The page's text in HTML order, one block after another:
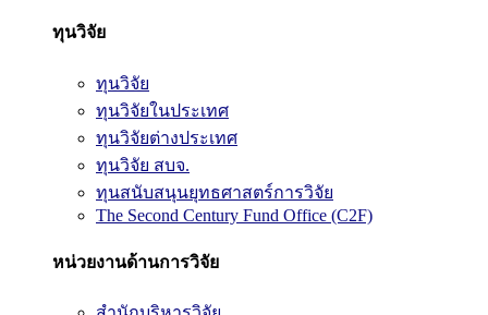
ทุนวิจัย
ทุนวิจัย
ทุนวิจัยในประเทศ
ทุนวิจัยต่างประเทศ
ทุนวิจัย สบจ.
ทุนสนับสนุนยุทธศาสตร์การวิจัย
The Second Century Fund Office (C2F)
หน่วยงานด้านการวิจัย